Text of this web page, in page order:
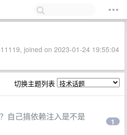
joined on 2023-01-24 19:55:04
切换主题列表
自己搞依赖注入是不是
1